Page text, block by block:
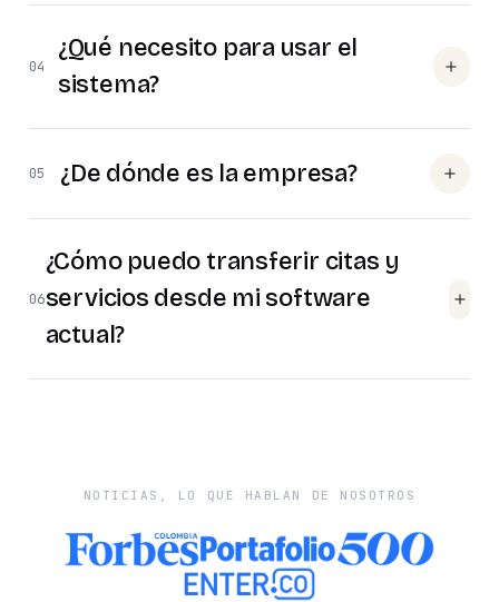
04
¿Qué necesito para usar el
sistema?
05 ¿De dónde es la empresa?
06
¿Cómo puedo transferir citas y
servicios desde mi software
actual?
NOTICIAS, LO QUE HABLAN DE NOSOTROS